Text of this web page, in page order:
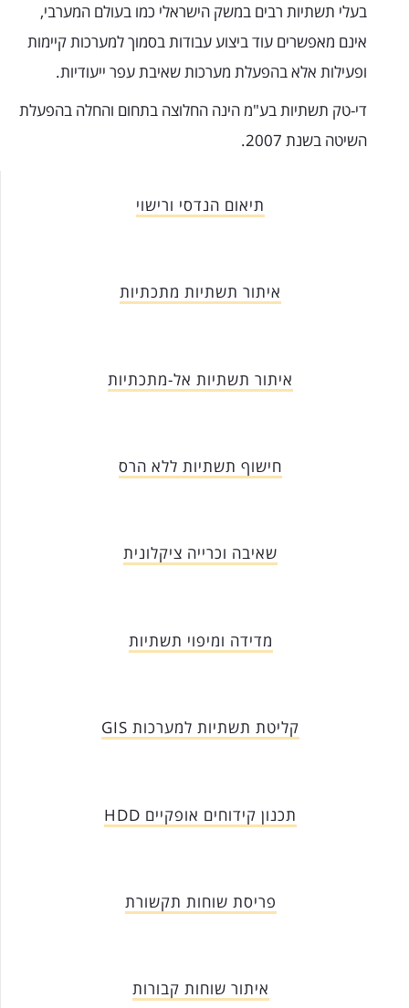
תיאום הנדסי ורישוי
איתור תשתיות מתכתיות
איתור תשתיות אל-מתכתיות
חישוף תשתיות ללא הרס
שאיבה וכרייה ציקלונית
מדידה ומיפוי תשתיות
קליטת תשתיות למערכות GIS
תכנון קידוחים אופקיים HDD
פריסת שוחות תקשורת
איתור שוחות קבורות
בעלי תשתיות רבים במשק הישראלי כמו בעולם המערבי,
אינם מאפשרים עוד ביצוע עבודות בסמוך למערכות קיימות
ופעילות אלא בהפעלת מערכות שאיבת עפר ייעודיות.
די-טק תשתיות בע"מ הינה החלוצה בתחום והחלה בהפעלת
השיטה בשנת 2007.